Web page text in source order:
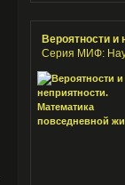
Вероятности и
Серия МИФ: